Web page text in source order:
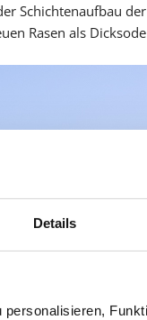
Details
Schichtenaufbau
Rasen als